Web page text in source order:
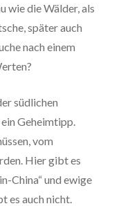
wie die Wälder, als
später auch
nach einem
südlichen
Geheimtipp.
vom
Hier gibt es
China“ und ewige
es auch nicht.